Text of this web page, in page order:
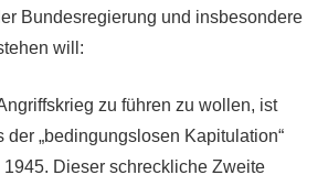
Bundesregierung und insbesondere
will:
zu führen zu wollen, ist
der „bedingungslosen Kapitulation“
Dieser schreckliche Zweite